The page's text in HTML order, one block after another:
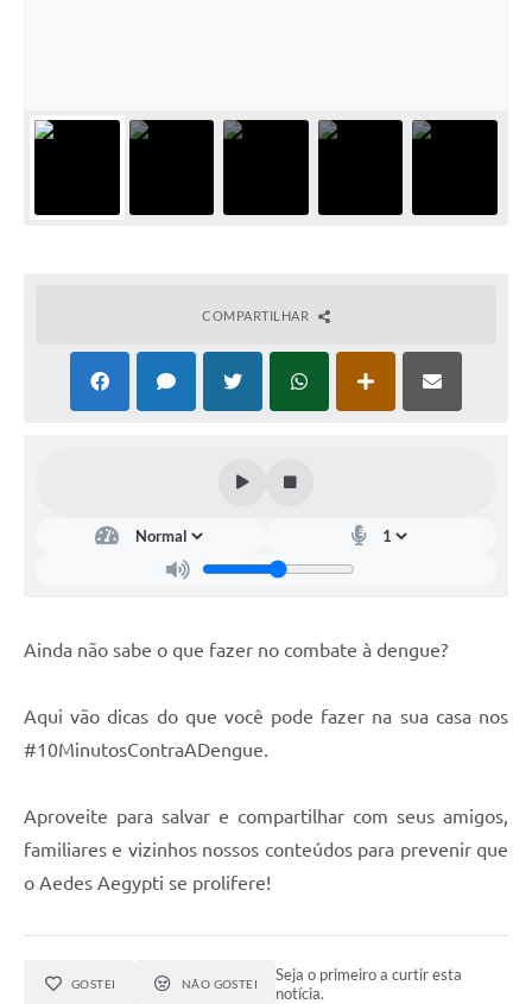
COMPARTILHAR
Ainda não sabe o que fazer no combate à dengue?
Aqui vão dicas do que você pode fazer na sua casa nos
#10MinutosContraADengue.
Aproveite para salvar e compartilhar com seus amigos,
familiares e vizinhos nossos conteúdos para prevenir que
o Aedes Aegypti se prolifere!
GOSTEI NÃO GOSTEI
Seja o primeiro a curtir esta
notícia.